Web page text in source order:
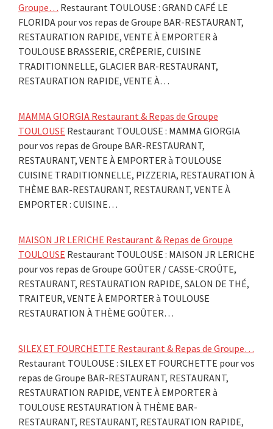
Groupe… Restaurant TOULOUSE : GRAND CAFÉ LE
FLORIDA pour vos repas de Groupe BAR-RESTAURANT,
RESTAURATION RAPIDE, VENTE À EMPORTER à
TOULOUSE BRASSERIE, CRÊPERIE, CUISINE
TRADITIONNELLE, GLACIER BAR-RESTAURANT,
RESTAURATION RAPIDE, VENTE À…
MAMMA GIORGIA Restaurant & Repas de Groupe
TOULOUSE Restaurant TOULOUSE : MAMMA GIORGIA
pour vos repas de Groupe BAR-RESTAURANT,
RESTAURANT, VENTE À EMPORTER à TOULOUSE
CUISINE TRADITIONNELLE, PIZZERIA, RESTAURATION À
THÈME BAR-RESTAURANT, RESTAURANT, VENTE À
EMPORTER : CUISINE…
MAISON JR LERICHE Restaurant & Repas de Groupe
TOULOUSE Restaurant TOULOUSE : MAISON JR LERICHE
pour vos repas de Groupe GOÛTER / CASSE-CROÛTE,
RESTAURANT, RESTAURATION RAPIDE, SALON DE THÉ,
TRAITEUR, VENTE À EMPORTER à TOULOUSE
RESTAURATION À THÈME GOÛTER…
SILEX ET FOURCHETTE Restaurant & Repas de Groupe…
Restaurant TOULOUSE : SILEX ET FOURCHETTE pour vos
repas de Groupe BAR-RESTAURANT, RESTAURANT,
RESTAURATION RAPIDE, VENTE À EMPORTER à
TOULOUSE RESTAURATION À THÈME BAR-
RESTAURANT, RESTAURANT, RESTAURATION RAPIDE,